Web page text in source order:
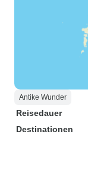
Antike Wunder
Reisedauer
Destinationen